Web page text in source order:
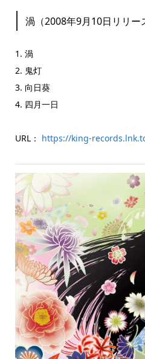
渦（2008年9月10日リリー
1. 渦
2. 鬼灯
3. 向日葵
4. 四月一日
URL： https://king-